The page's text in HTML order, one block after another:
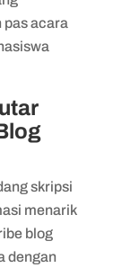
pas acara
skripsi
menarik
blog
dengan